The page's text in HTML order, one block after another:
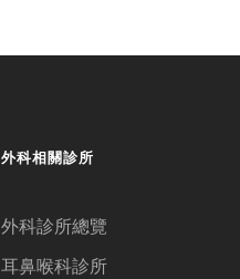
外科相關診所
外科診所總覽
耳鼻喉科診所